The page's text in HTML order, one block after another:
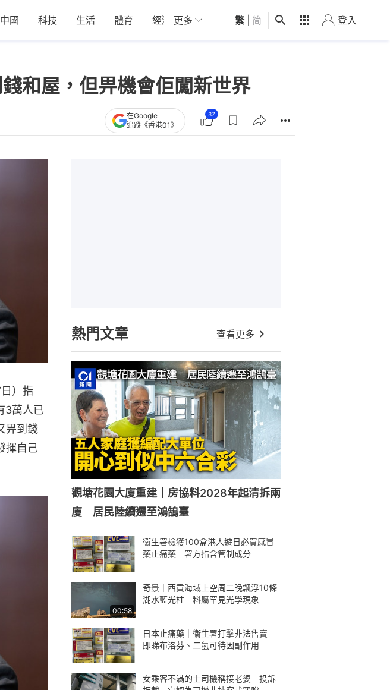
中國 科技 生活 體育 經濟 01深圳 觀點 健康 好食玩飛
更多 繁 简 登入
和屋，但畀機會佢闖新世界
在Google
追蹤《香港01》
37
）指
3萬人已
畀到錢
揮自己
熱門文章 查看更多
觀塘花園大廈重建｜房協料2028年起清拆兩
廈 居民陸續遷至鴻鵠臺
衞生署檢獲100盒港人遊日必買感冒
藥止痛藥 署方指含管制成分
00:58
奇景｜西貢海域上空周二晚飄浮10條
湖水藍光柱 料屬罕見光學現象
日本止痛藥｜衞生署打擊非法售賣
即睇布洛芬、二氫可待因副作用
女乘客不滿的士司機稱接老婆 投訴